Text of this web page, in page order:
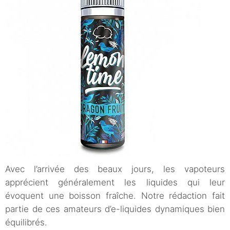
Avec l’arrivée des beaux jours, les vapoteurs
apprécient généralement les liquides qui leur
évoquent une boisson fraîche. Notre rédaction fait
partie de ces amateurs d’e-liquides dynamiques bien
équilibrés.